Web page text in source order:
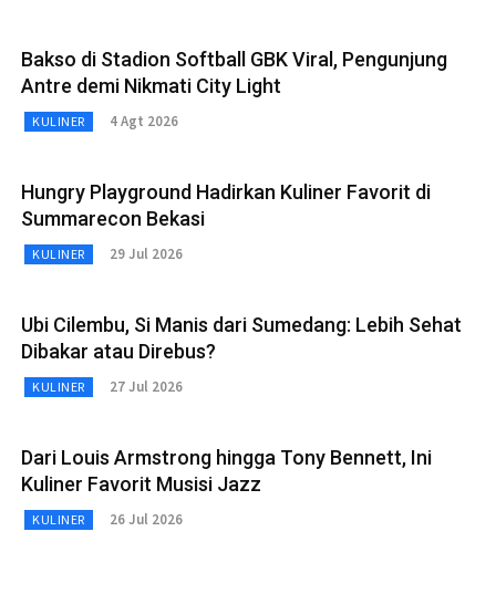
Bakso di Stadion Softball GBK Viral, Pengunjung
Antre demi Nikmati City Light
KULINER 4 Agt 2026
Hungry Playground Hadirkan Kuliner Favorit di
Summarecon Bekasi
KULINER 29 Jul 2026
Ubi Cilembu, Si Manis dari Sumedang: Lebih Sehat
Dibakar atau Direbus?
KULINER 27 Jul 2026
Dari Louis Armstrong hingga Tony Bennett, Ini
Kuliner Favorit Musisi Jazz
KULINER 26 Jul 2026